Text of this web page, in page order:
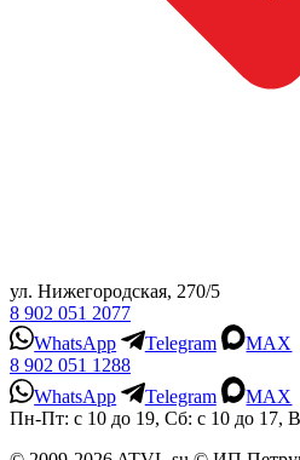
ул. Нижегородская, 270/5
8 902 051 2077
WhatsApp
Telegram
MAX
8 902 051 1288
WhatsApp
Telegram
MAX
Пн-Пт: с 10 до 19, Сб: с 10 до 17,